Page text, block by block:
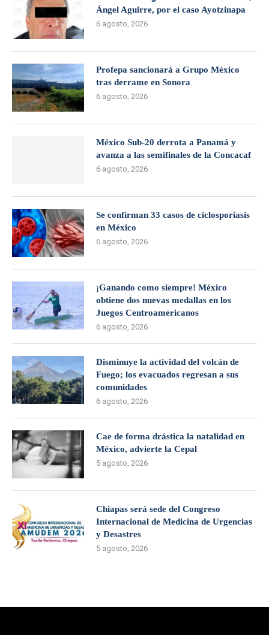
Ángel Aguirre, por el caso Ayotzinapa
6 agosto, 2026
Profepa sancionará a Grupo México
tras derrame en Sonora
6 agosto, 2026
México Sub-20 derrota a Panamá y
avanza a las semifinales de la Concacaf
6 agosto, 2026
Se confirman 33 casos de ciclosporiasis
en México
6 agosto, 2026
¡Ganando como siempre! México
obtiene dos nuevas medallas en los
Juegos Centroamericanos
6 agosto, 2026
Disminuye la actividad del volcán de
Fuego; los evacuados regresan a sus
comunidades
6 agosto, 2026
Cae de forma drástica la natalidad en
México, advierte la Cepal
5 agosto, 2026
Chiapas será sede del Congreso
Internacional de Medicina de Urgencias
y Desastres
5 agosto, 2026